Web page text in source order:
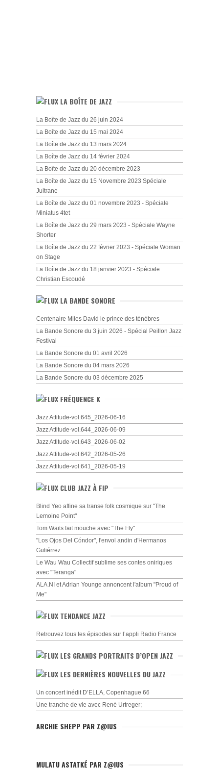
LA BOÎTE DE JAZZ
La Boîte de Jazz du 26 juin 2024
La Boîte de Jazz du 15 mai 2024
La Boîte de Jazz du 13 mars 2024
La Boîte de Jazz du 14 février 2024
La Boîte de Jazz du 20 décembre 2023
La Boîte de Jazz du 15 Novembre 2023 Spéciale
Jultrane
La Boîte de Jazz du 01 novembre 2023 - Spéciale
Miniatus 4tet
La Boîte de Jazz du 29 mars 2023 - Spéciale Wayne
Shorter
La Boîte de Jazz du 22 février 2023 - Spéciale Woman
on Stage
La Boîte de Jazz du 18 janvier 2023 - Spéciale
Christian Escoudé
LA BANDE SONORE
Centenaire Miles David le prince des ténèbres
La Bande Sonore du 3 juin 2026 - Spécial Peillon Jazz
Festival
La Bande Sonore du 01 avril 2026
La Bande Sonore du 04 mars 2026
La Bande Sonore du 03 décembre 2025
FRÉQUENCE K
Jazz Attitude-vol.645_2026-06-16
Jazz Attitude-vol.644_2026-06-09
Jazz Attitude-vol.643_2026-06-02
Jazz Attitude-vol.642_2026-05-26
Jazz Attitude-vol.641_2026-05-19
CLUB JAZZ À FIP
Blind Yeo affine sa transe folk cosmique sur "The
Lemoine Point"
Tom Waits fait mouche avec "The Fly"
"Los Ojos Del Cóndor", l'envol andin d'Hermanos
Gutiérrez
Le Wau Wau Collectif sublime ses contes oniriques
avec "Teranga"
ALA.NI et Adrian Younge annoncent l'album "Proud of
Me"
TENDANCE JAZZ
Retrouvez tous les épisodes sur l’appli Radio France
LES GRANDS PORTRAITS D’OPEN JAZZ
LES DERNIÈRES NOUVELLES DU JAZZ
Un concert inédit D’ELLA, Copenhague 66
Une tranche de vie avec René Urtreger;
ARCHIE SHEPP PAR Z@IUS
MULATU ASTATKÉ PAR Z@IUS